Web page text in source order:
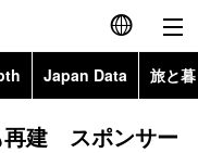
English
简体字
Japan Data 旅と
Topics
再建 スポンサー